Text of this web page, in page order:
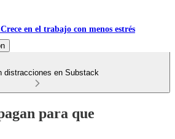
en el trabajo con menos estrés
distracciones en Substack
para que